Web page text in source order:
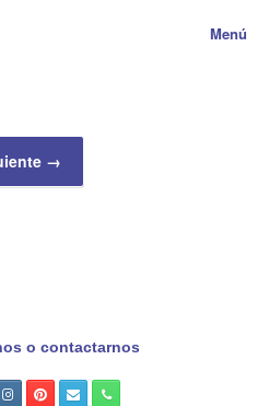
Menú
→
o contactarnos